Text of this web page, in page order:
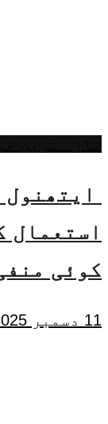
استعمال
کوئی
11 دسمبر 2025